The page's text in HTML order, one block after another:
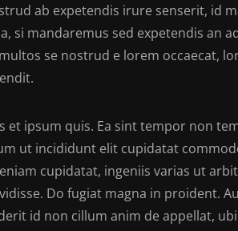
ab expetendis irure senserit, id
si mandaremus sed expetendis an
se nostrud e lorem occaecat,
ipsum quis. Ea sint tempor non
ut incididunt elit cupidatat
cupidatat, ingeniis varias ut
Do fugiat magna in proident.
id non cillum anim de appellat,